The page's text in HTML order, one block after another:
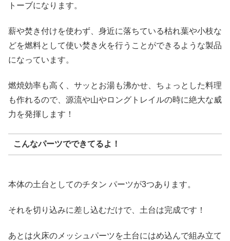
トーブになります。
薪や焚き付けを使わず、身近に落ちている枯れ葉や小枝な
どを燃料として使い焚き火を行うことができるような製品
になっています。
燃焼効率も高く、サッとお湯も沸かせ、ちょっとした料理
も作れるので、源流や山やロングトレイルの時に絶大な威
力を発揮します！
こんなパーツでできてるよ！
本体の土台としてのチタン パーツが3つあります。
それを切り込みに差し込むだけで、土台は完成です！
あとは火床のメッシュパーツを土台にはめ込んで組み立て